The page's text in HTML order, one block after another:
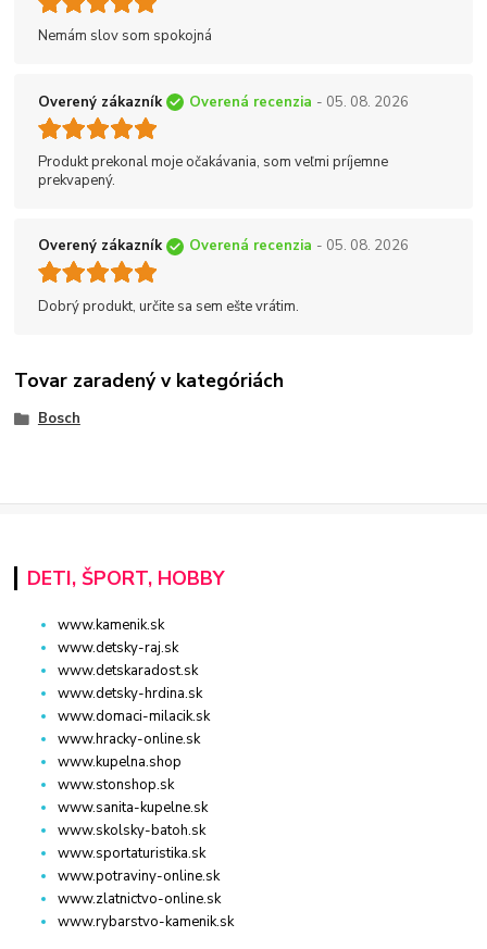
Nemám slov som spokojná
Overený zákazník Overená recenzia - 05. 08. 2026
Produkt prekonal moje očakávania, som veľmi príjemne
prekvapený.
Overený zákazník Overená recenzia - 05. 08. 2026
Dobrý produkt, určite sa sem ešte vrátim.
Tovar zaradený v kategóriách
Bosch
DETI, ŠPORT, HOBBY
www.kamenik.sk
www.detsky-raj.sk
www.detskaradost.sk
www.detsky-hrdina.sk
www.domaci-milacik.sk
www.hracky-online.sk
www.kupelna.shop
www.stonshop.sk
www.sanita-kupelne.sk
www.skolsky-batoh.sk
www.sportaturistika.sk
www.potraviny-online.sk
www.zlatnictvo-online.sk
www.rybarstvo-kamenik.sk